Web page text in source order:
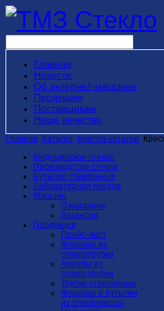
Главная
Новости
Об интернет-магазине
Продукция
Поставщикам
Наше качество
Главная Каталог Кресла-каталки
Медицинское стекло
Производство стекла
Бутылки стеклянные
Лабораторная посуда
Магазин
О магазине
Вакансии
Продукция
Прайс-лист
Флаконы из
стеклотрубки
Ампулы из
стеклотрубки
Трубки стеклянные
Флаконы и бутылки
из стекломассы